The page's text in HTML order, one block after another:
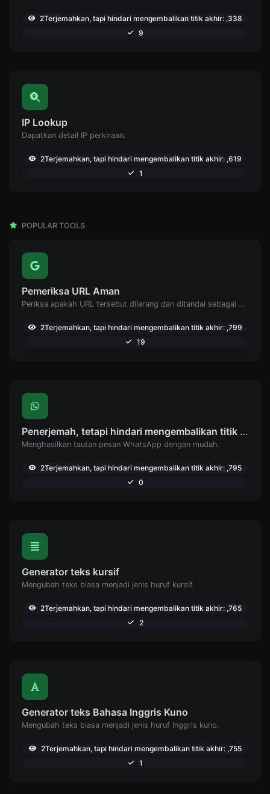
2Terjemahkan, tapi hindari mengembalikan titik akhir: ,338
9
IP Lookup
Dapatkan detail IP perkiraan.
2Terjemahkan, tapi hindari mengembalikan titik akhir: ,619
1
POPULAR TOOLS
Pemeriksa URL Aman
Periksa apakah URL tersebut dilarang dan ditandai sebagai aman/tidak aman oleh Google.
2Terjemahkan, tapi hindari mengembalikan titik akhir: ,799
19
Penerjemah, tetapi hindari mengembalikan titik akhir: Pembuat tautan WhatsApp
Menghasilkan tautan pesan WhatsApp dengan mudah.
2Terjemahkan, tapi hindari mengembalikan titik akhir: ,795
0
Generator teks kursif
Mengubah teks biasa menjadi jenis huruf kursif.
2Terjemahkan, tapi hindari mengembalikan titik akhir: ,765
2
Generator teks Bahasa Inggris Kuno
Mengubah teks biasa menjadi jenis huruf Inggris kuno.
2Terjemahkan, tapi hindari mengembalikan titik akhir: ,755
1